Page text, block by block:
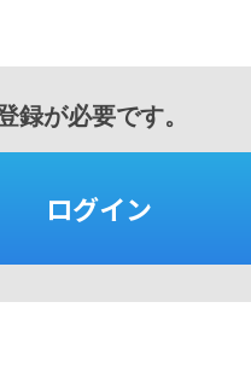
が必要です。
ログイン